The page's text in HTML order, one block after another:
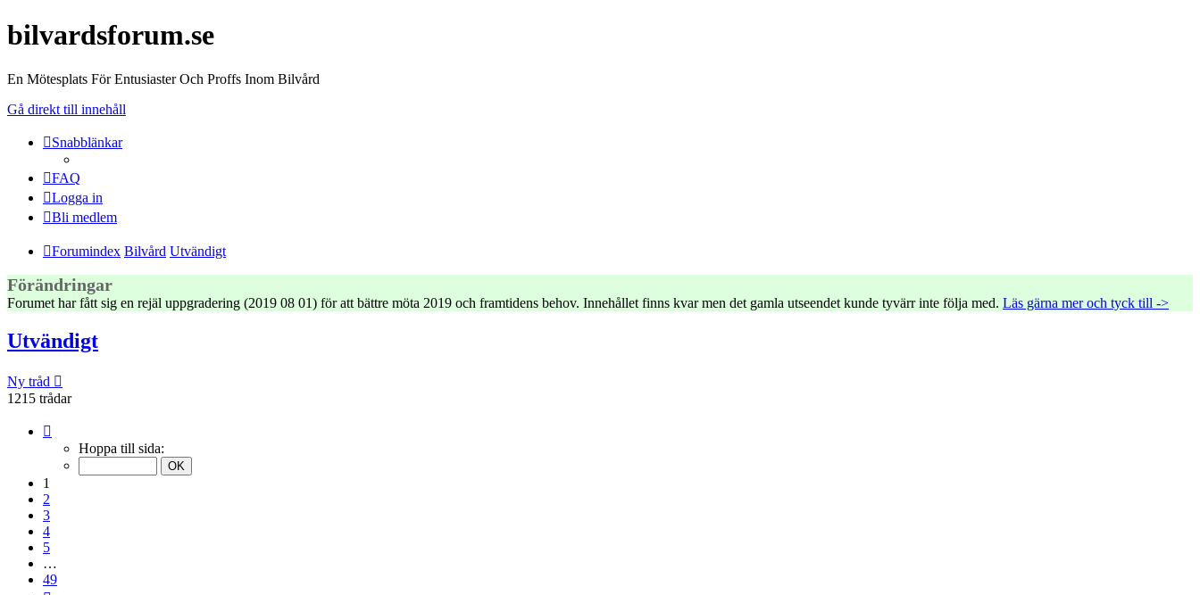
bilvardsforum.se
En Mötesplats För Entusiaster Och Proffs Inom Bilvård
Gå direkt till innehåll
Snabblänkar
FAQ
Logga in
Bli medlem
Forumindex Bilvård Utvändigt
Förändringar
Forumet har fått sig en rejäl uppgradering (2019 08 01) för att bättre möta 2019 och framtidens behov. Innehållet finns kvar men det gamla utseendet kunde tyvärr inte följa med. Läs gärna mer och tyck till ->
Utvändigt
Ny tråd
1215 trådar
Hoppa till sida:
1
2
3
4
5
…
49